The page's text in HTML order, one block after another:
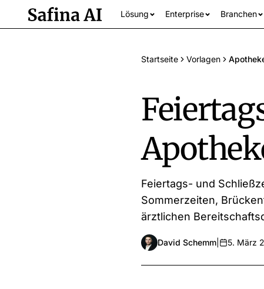
Lösung Enterprise Branchen
Startseite Vorlagen
Feiertags- und
Sommerzeiten,
ärztlichen
David Schemm 5. März